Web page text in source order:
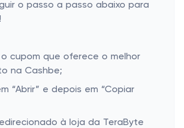
o passo a passo abaixo para
o cupom que oferece o melhor
na Cashbe;
“Abrir” e depois em “Copiar
à loja da TeraByte